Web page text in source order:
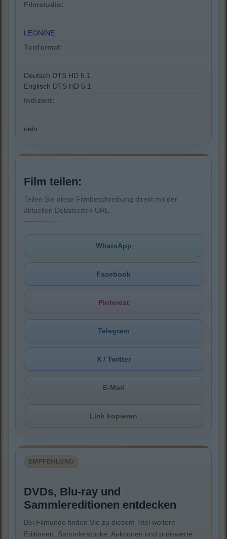
Filmstudio:
LEONINE
Tonformat:
Deutsch DTS HD 5.1
Englisch DTS HD 5.1
Indiziert:
nein
Film teilen:
Teilen Sie diese Filmbeschreibung direkt mit der
aktuellen Detailseiten-URL.
WhatsApp
Facebook
Pinterest
Telegram
X / Twitter
E-Mail
Link kopieren
EMPFEHLUNG
DVDs, Blu-ray und
Sammlereditionen entdecken
Bei Filmundo finden Sie zu diesem Titel weitere
Editionen, Sammlerstücke, Auktionen und preiswerte